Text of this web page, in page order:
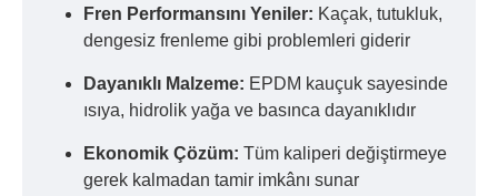
Fren Performansını Yeniler: Kaçak, tutukluk,
dengesiz frenleme gibi problemleri giderir
Dayanıklı Malzeme: EPDM kauçuk sayesinde
ısıya, hidrolik yağa ve basınca dayanıklıdır
Ekonomik Çözüm: Tüm kaliperi değiştirmeye
gerek kalmadan tamir imkânı sunar